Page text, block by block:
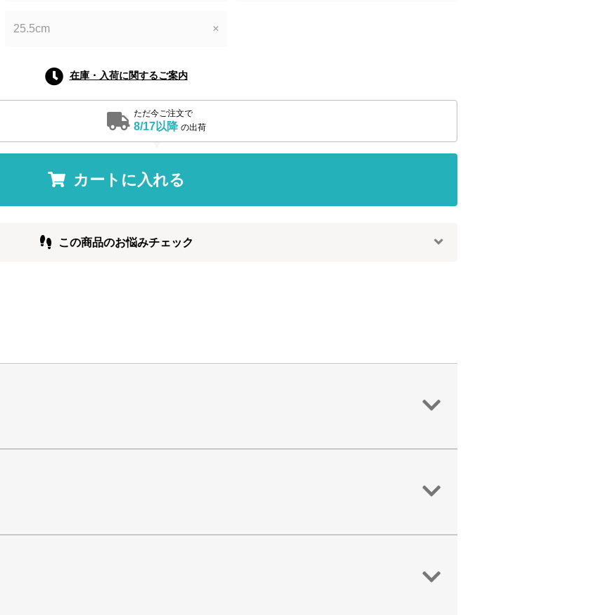
25.5cm ×
在庫・入荷に関するご案内
ただ今ご注文で
8/17以降 の出荷
カートに入れる
この商品のお悩みチェック